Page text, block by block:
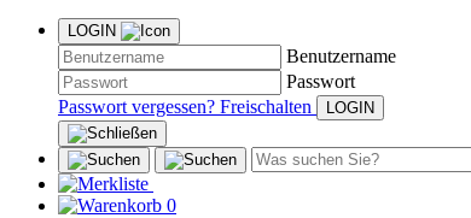
LOGIN
Benutzername
Passwort
Passwort vergessen? Freischalten
0